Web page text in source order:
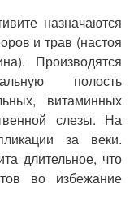
назначаются
и трав (настоя
Производятся
полость
витаминных
слезы. На
за веки.
длительное, что
во избежание